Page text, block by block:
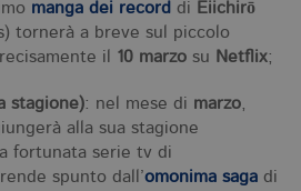
manga dei record di Eiichirō
tornerà a breve sul piccolo
il
10 marzo su Netflix;
stagione): nel mese di marzo,
alla sua stagione
fortunata serie tv di
spunto dall’omonima saga di
principale come l'accesso
e la gestione dell'account. Il
può essere utilizzato
senza i cookie
previste dal Garante, i
sono equiparati ai
non necessitano del
Dominio Scadenza